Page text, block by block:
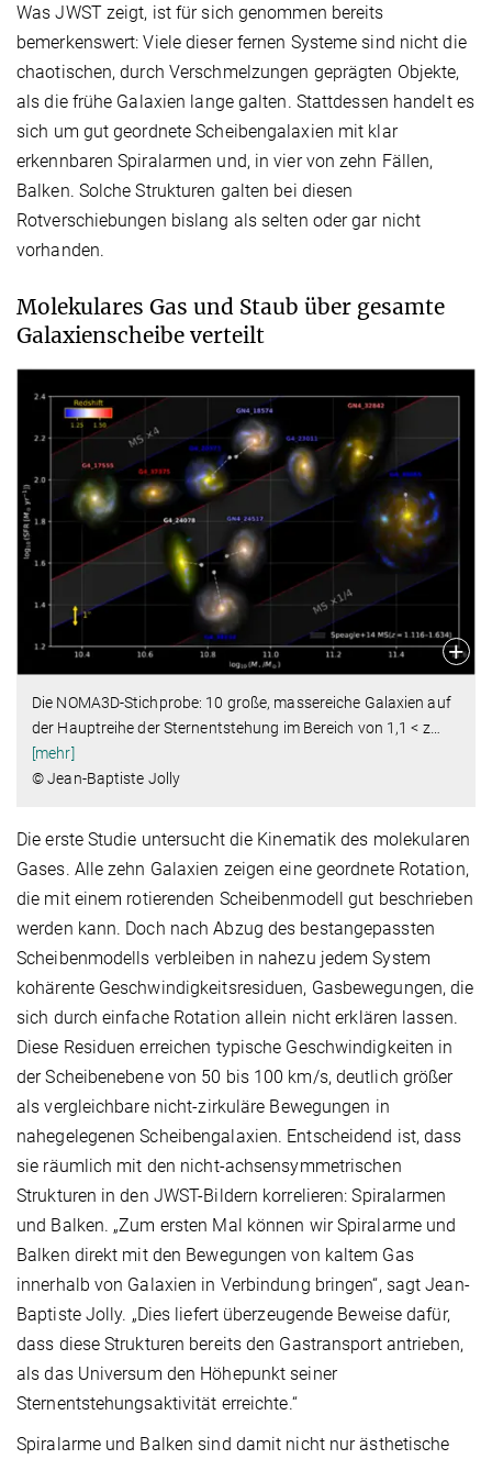
Was JWST zeigt, ist für sich genommen bereits
bemerkenswert: Viele dieser fernen Systeme sind nicht die
chaotischen, durch Verschmelzungen geprägten Objekte,
als die frühe Galaxien lange galten. Stattdessen handelt es
sich um gut geordnete Scheibengalaxien mit klar
erkennbaren Spiralarmen und, in vier von zehn Fällen,
Balken. Solche Strukturen galten bei diesen
Rotverschiebungen bislang als selten oder gar nicht
vorhanden.
Molekulares Gas und Staub über gesamte
Galaxienscheibe verteilt
Die NOMA3D-Stichprobe: 10 große, massereiche Galaxien auf
der Hauptreihe der Sternentstehung im Bereich von 1,1 < z…
[mehr]
© Jean-Baptiste Jolly
Die erste Studie untersucht die Kinematik des molekularen
Gases. Alle zehn Galaxien zeigen eine geordnete Rotation,
die mit einem rotierenden Scheibenmodell gut beschrieben
werden kann. Doch nach Abzug des bestangepassten
Scheibenmodells verbleiben in nahezu jedem System
kohärente Geschwindigkeitsresiduen, Gasbewegungen, die
sich durch einfache Rotation allein nicht erklären lassen.
Diese Residuen erreichen typische Geschwindigkeiten in
der Scheibenebene von 50 bis 100 km/s, deutlich größer
als vergleichbare nicht-zirkuläre Bewegungen in
nahegelegenen Scheibengalaxien. Entscheidend ist, dass
sie räumlich mit den nicht-achsensymmetrischen
Strukturen in den JWST-Bildern korrelieren: Spiralarmen
und Balken. „Zum ersten Mal können wir Spiralarme und
Balken direkt mit den Bewegungen von kaltem Gas
innerhalb von Galaxien in Verbindung bringen“, sagt Jean-
Baptiste Jolly. „Dies liefert überzeugende Beweise dafür,
dass diese Strukturen bereits den Gastransport antrieben,
als das Universum den Höhepunkt seiner
Sternentstehungsaktivität erreichte.“
Spiralarme und Balken sind damit nicht nur ästhetische